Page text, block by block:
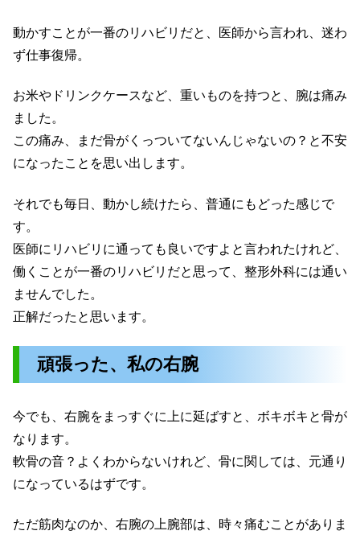
動かすことが一番のリハビリだと、医師から言われ、迷わ
ず仕事復帰。
お米やドリンクケースなど、重いものを持つと、腕は痛み
ました。
この痛み、まだ骨がくっついてないんじゃないの？と不安
になったことを思い出します。
それでも毎日、動かし続けたら、普通にもどった感じで
す。
医師にリハビリに通っても良いですよと言われたけれど、
働くことが一番のリハビリだと思って、整形外科には通い
ませんでした。
正解だったと思います。
頑張った、私の右腕
今でも、右腕をまっすぐに上に延ばすと、ボキボキと骨が
なります。
軟骨の音？よくわからないけれど、骨に関しては、元通り
になっているはずです。
ただ筋肉なのか、右腕の上腕部は、時々痛むことがありま